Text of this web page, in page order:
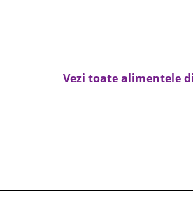
Vezi toate alimentele